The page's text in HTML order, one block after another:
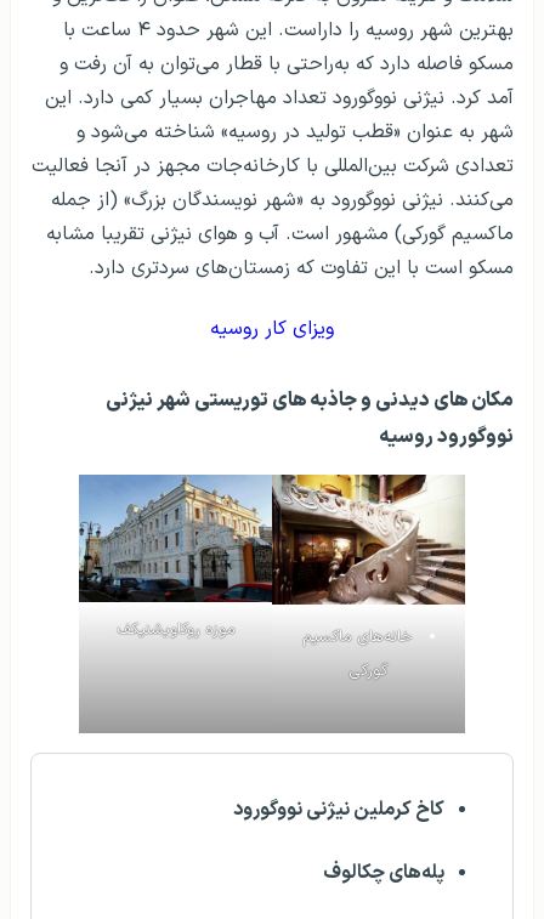
بهترین شهر روسیه را داراست. این شهر حدود ۴ ساعت با
مسکو فاصله دارد که به‌راحتی با قطار می‌توان به آن رفت و
آمد کرد. نیژنی نووگورود تعداد مهاجران بسیار کمی دارد. این
شهر به عنوان «قطب تولید در روسیه» شناخته می‌شود و
تعدادی شرکت بین‌المللی با کارخانه‌جات مجهز در آنجا فعالیت
می‌کنند. نیژنی نووگورود به «شهر نویسندگان بزرگ» (از جمله
ماکسیم گورکی) مشهور است. آب و هوای نیژنی تقریبا مشابه
مسکو است با این تفاوت که زمستان‌های سردتری دارد.
ویزای کار روسیه
مکان‌ های دیدنی و جاذبه‌ های توریستی شهر نیژنی
نووگورود روسیه
خانه‌های ماکسیم
گورکی
موزه روکاویشنیکف
کاخ کرملین نیژنی نووگورود
پله‌های چکالوف